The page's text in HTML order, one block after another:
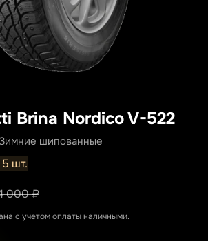
Brina Nordico V-522
шипованные
шт.
000 ₽
с учетом оплаты наличными.